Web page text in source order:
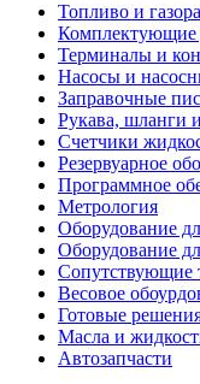
Топливо и
Терминалы и
Насосы и
Заправочные
Рукава, шланги
Счетчики
Резервуарное
Программное
Метрология
Оборудование
Оборудование
Сопутствующие
Весовое
Готовые
Масла и
Автозапчасти